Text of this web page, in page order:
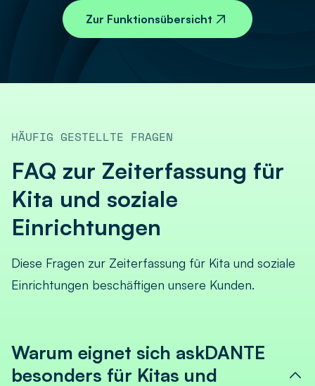
Zur Funktionsübersicht
HÄUFIG GESTELLTE FRAGEN
FAQ zur Zeiterfassung für
Kita und soziale
Einrichtungen
Diese Fragen zur Zeiterfassung für Kita und soziale
Einrichtungen beschäftigen unsere Kunden.
Warum eignet sich askDANTE
besonders für Kitas und